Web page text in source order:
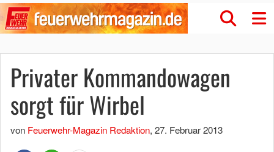
Privater Kommandowagen
sorgt für Wirbel
von Feuerwehr-Magazin Redaktion, 27. Februar 2013